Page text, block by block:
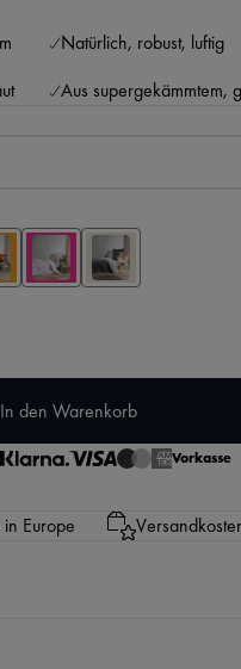
Natürlich, robust, luftig
Aus supergekämmtem,
gewünschten
In den Warenkorb
Vorkasse
Europe